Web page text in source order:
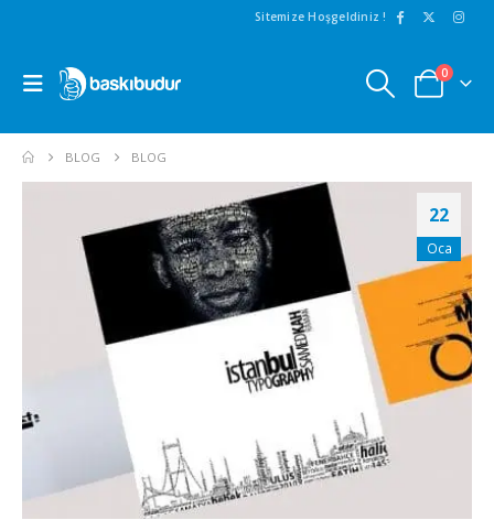
Sitemize Hoşgeldiniz !
0
BLOG BLOG
22
Oca